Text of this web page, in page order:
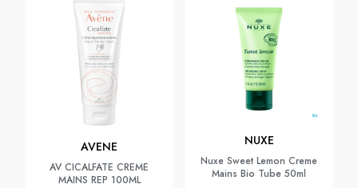
AVENE
AV CICALFATE CREME
MAINS REP 100ML
NUXE
Nuxe Sweet Lemon Creme
Mains Bio Tube 50ml